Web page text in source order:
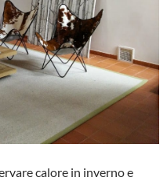
calore in inverno e